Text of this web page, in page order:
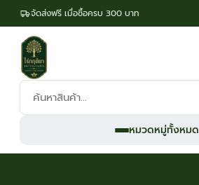
จัดส่งฟรี เมื่อซื้อครบ 300 บาท
ค้นหา
สินค้า:
หมวดหมู่ทั้งหมด